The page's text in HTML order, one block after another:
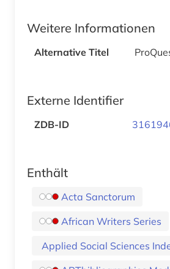
Weitere Informationen
Alternative Titel
Externe Identifier
ZDB-ID
Enthält
Acta Sanctorum
African Writers Series
Applied Social Sciences